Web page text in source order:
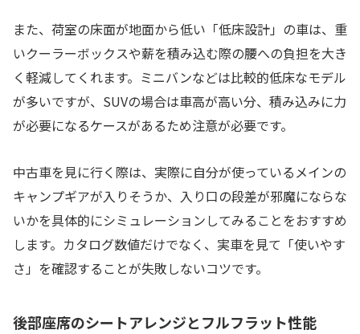
また、荷室の床面が地面から低い「低床設計」の車は、重
いクーラーボックスや薪を積み込む際の腰への負担を大き
く軽減してくれます。ミニバンなどは比較的低床なモデル
が多いですが、SUVの場合は車高が高い分、積み込みに力
が必要になるケースがあるため注意が必要です。
中古車を見に行く際は、実際に自分が使っているメインの
キャンプギアが入りそうか、入り口の段差が邪魔にならな
いかを具体的にシミュレーションしてみることをおすすめ
します。カタログ数値だけでなく、実車を見て「使いやす
さ」を確認することが失敗しないコツです。
後部座席のシートアレンジとフルフラット性能